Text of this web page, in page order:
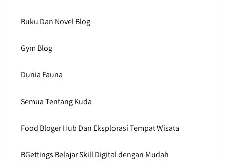
Buku Dan Novel Blog
Gym Blog
Dunia Fauna
Semua Tentang Kuda
Food Bloger Hub Dan Eksplorasi Tempat Wisata
BGettings Belajar Skill Digital dengan Mudah